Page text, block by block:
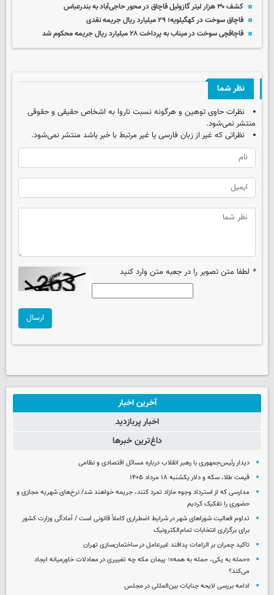
کشف ۳۰ هزار لیتر گازوئیل قاچاق در محور حاجی‌آباد به بندرعباس
قاچاق سوخت در کهگیلویه؛ ۲۹ میلیارد ریال جریمه نقدی
قاچاقچی سوخت در میناب به پرداخت ۲۸ میلیارد ریال جریمه محکوم شد
نظر شما
نظرات حاوی توهین و هرگونه نسبت ناروا به اشخاص حقیقی و حقوقی
منتشر نمی‌شود.
نظراتی که غیر از زبان فارسی یا غیر مرتبط با خبر باشد منتشر نمی‌شود.
* لطفا متن تصویر را در جعبه متن وارد کنید
ارسال
آخرین اخبار
اخبار پربازدید
داغ‌ترین خبرها
دیدار رئیس‌جمهوری با رهبر انقلاب درباره مسائل اقتصادی و نظامی
قیمت طلا، سکه و دلار یکشنبه ۱۸ مرداد ۱۴۰۵
مدارسی که از استرداد وجوه مازاد تمرد کنند، جریمه خواهند شد/ نرخ‌های شهریه مجازی و
حضوری را تفکیک کردیم
تداوم فعالیت شوراهای شهر در شرایط اضطراری کاملاً قانونی است / آمادگی وزارت کشور
برای برگزاری انتخابات تمام‌الکترونیک
تاکید چمران بر الزامات پدافند غیرعامل در ساختمان‌سازی تهران
«حمله به یکی، حمله به همه»؛ پیمان مکه چه تغییری در معادلات خاورمیانه ایجاد
می‌کند؟
ادامه بررسی لایحه جنایات بین‌المللی در مجلس